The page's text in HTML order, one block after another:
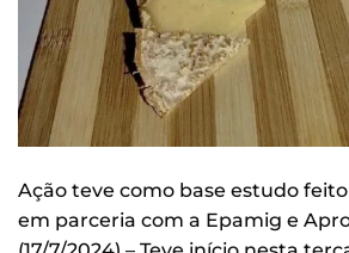
Ação teve como base estudo
em parceria com a Epamig e